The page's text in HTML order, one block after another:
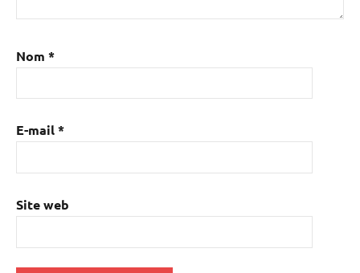
Nom *
E-mail*
Site web